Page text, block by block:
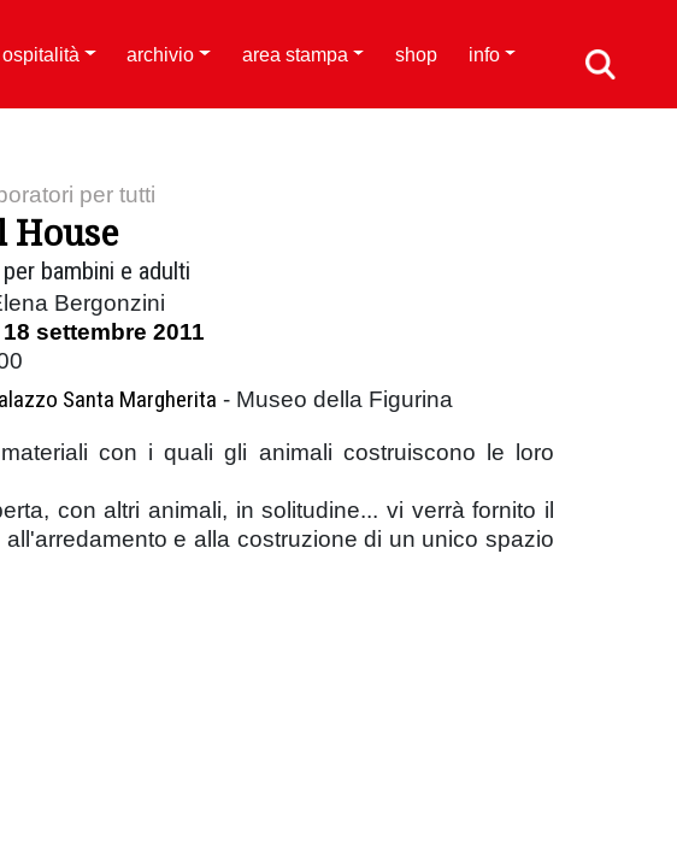
ospitalità archivio area stampa shop info
per tutti
bambini e adulti
Bergonzini
settembre 2011
Santa Margherita - Museo della Figurina
con i quali gli animali costruiscono le loro
con altri animali, in solitudine... vi verrà fornito il
e alla costruzione di un unico spazio